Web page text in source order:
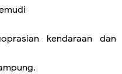
kendaraan dan